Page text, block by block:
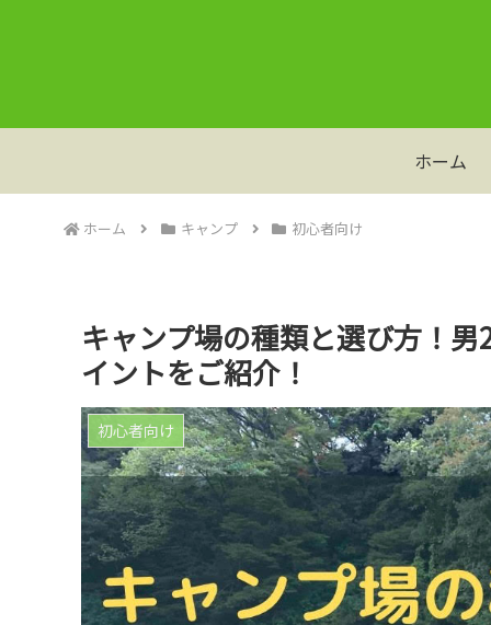
ホーム
ホーム キャンプ 初心者向け
キャンプ場の種類と選び方！
イントをご紹介！
初心者向け